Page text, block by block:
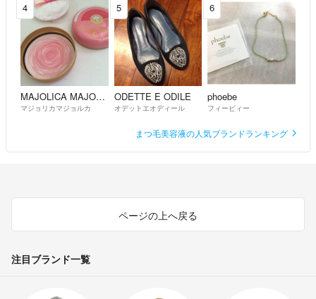
4
MAJOLICA MAJORCA
マジョリカマジョルカ
5
ODETTE E ODILE
オデットエオディール
6
phoebe
フィービィー
まつ毛美容液の人気ブランドランキング
ページの上へ戻る
注目ブランド一覧